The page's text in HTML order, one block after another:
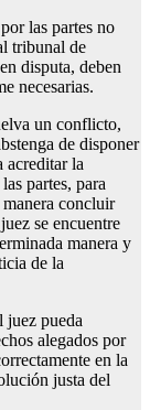
las partes no
tribunal de
disputa, deben
necesarias.
un conflicto,
de disponer
acreditar la
partes, para
concluir
se encuentre
manera y
de la
juez pueda
alegados por
en la
justa del